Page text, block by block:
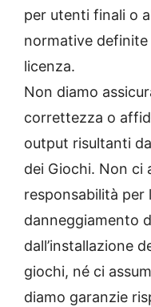
per utenti finali o
normative
licenza.
Non diamo
correttezza o
output risultanti
dei Giochi. Non ci
responsabilità per
danneggiamento
dall’installazione
giochi, né ci
diamo garanzie